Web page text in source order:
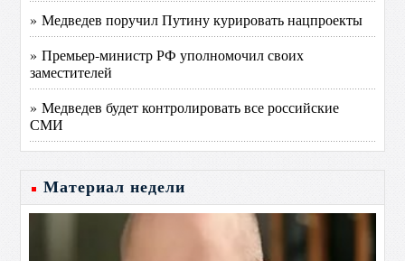
» Медведев поручил Путину курировать нацпроекты
» Премьер-министр РФ уполномочил своих
заместителей
» Медведев будет контролировать все российские
СМИ
Материал недели